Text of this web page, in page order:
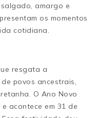
amargo e
os momentos
cotidiana.
resgata a
povos ancestrais,
O Ano Novo
e acontece em 31 de